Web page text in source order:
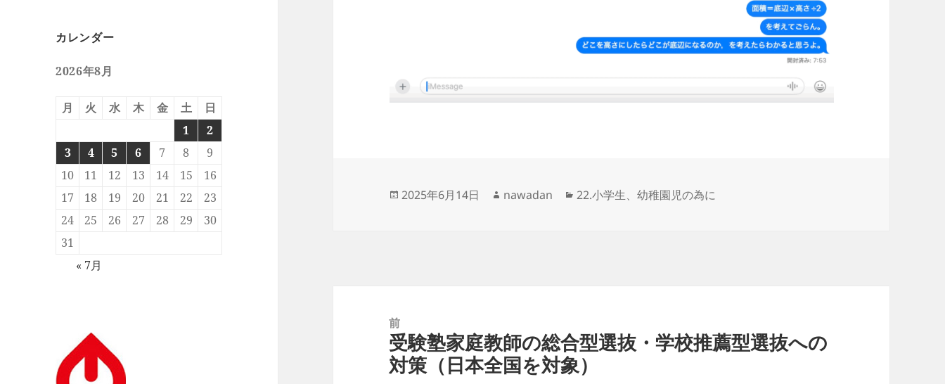
カレンダー
2026年8月
月 火 水 木 金 土
日
1
2
3
4 5 6 7 8
9
10
11 12 13 14 15
16
17
18 19 20 21 22
23
24
25 26 27 28 29
30
31
« 7月
投
2025年6月14日
作
nawadan
カ
22.小学生、幼稚園児の為に
前
前
の
受験塾家庭教師の総合型選抜・学校推薦型選抜への
対策（日本全国を対象）